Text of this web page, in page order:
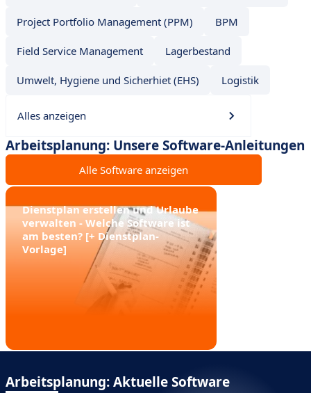
Project Portfolio Management (PPM) BPM
Field Service Management Lagerbestand
Umwelt, Hygiene und Sicherhiet (EHS) Logistik
Alles anzeigen
Arbeitsplanung: Unsere Software-Anleitungen
Alle Software anzeigen
Dienstplan erstellen und Urlaube
verwalten - Welche Software ist
am besten? [+ Dienstplan-
Vorlage]
Arbeitsplanung: Aktuelle Software